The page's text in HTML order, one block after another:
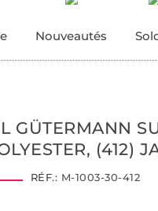
Nouveautés
GÜTERMANN
(412)
RÉF.: M-1003-30-412